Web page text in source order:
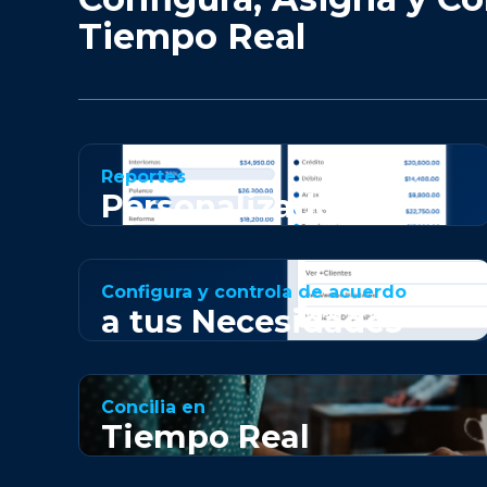
Tiempo Real
Reportes
Personalizados
Configura y controla de acuerdo
a tus Necesidades
Concilia en
Tiempo Real